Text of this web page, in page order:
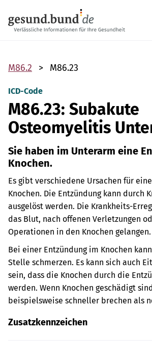
M86.2 M86.23
ICD-Code
M86.23: Subakute
Osteomyelitis
Sie haben im Unterarm eine
Knochen.
Es gibt verschiedene Ursachen für
Knochen. Die Entzündung kann durch
ausgelöst werden. Die Krankheits-
das Blut, nach offenen Verletzungen
Operationen in den Knochen gelangen.
Bei einer Entzündung im Knochen
Stelle schmerzen. Es kann sich auch
sein, dass die Knochen durch die
werden. Wenn Knochen geschädigt
beispielsweise schneller brechen als
Zusatzkennzeichen